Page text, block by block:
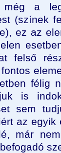
még a
(színek
ez az
felső
félig
is
sem
az egyik
már